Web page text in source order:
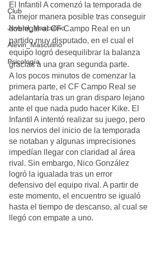
Club
Juvenil_Masculino
Alevin_Masculino
Psicología
El Infantil A comenzó la temporada de
la mejor manera posible tras conseguir
doblegar al CF Campo Real en un
partido muy disputado, en el cual el
equipo logró desequilibrar la balanza
gracias a una gran segunda parte.
A los pocos minutos de comenzar la
primera parte, el CF Campo Real se
adelantaría tras un gran disparo lejano
ante el que nada pudo hacer Kike. El
Infantil A intentó realizar su juego, pero
los nervios del inicio de la temporada
se notaban y algunas imprecisiones
impedían llegar con claridad al área
rival. Sin embargo, Nico González
logró la igualada tras un error
defensivo del equipo rival. A partir de
este momento, el encuentro se igualó
hasta el tiempo de descanso, al cual se
llegó con empate a uno.